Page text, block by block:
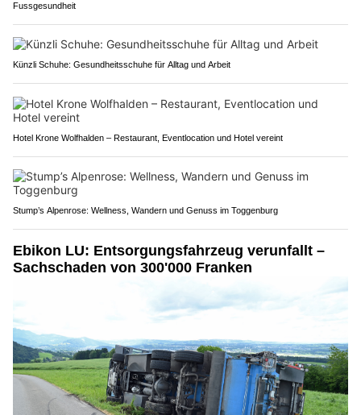
Fussgesundheit
Künzli Schuhe: Gesundheitsschuhe für Alltag und Arbeit
Hotel Krone Wolfhalden – Restaurant, Eventlocation und Hotel vereint
Stump’s Alpenrose: Wellness, Wandern und Genuss im Toggenburg
Ebikon LU: Entsorgungsfahrzeug verunfallt –
Sachschaden von 300'000 Franken